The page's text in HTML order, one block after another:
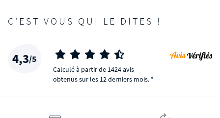
C'EST VOUS QUI LE DITES !
4,3/5
Calculé à partir de 1424 avis
obtenus sur les 12 derniers mois. *